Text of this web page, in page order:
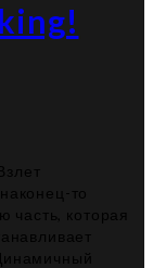
то
часть, которая